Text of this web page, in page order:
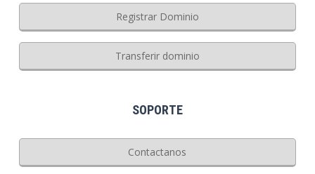
Registrar Dominio
Transferir dominio
SOPORTE
Contactanos